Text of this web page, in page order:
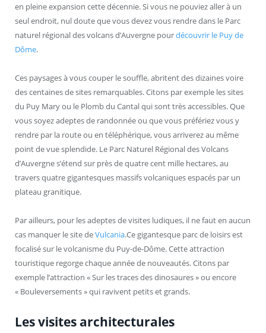
en pleine expansion cette décennie. Si vous ne pouviez aller à un
seul endroit, nul doute que vous devez vous rendre dans le Parc
naturel régional des volcans d’Auvergne pourdécouvrir le Puy de
Dôme.
Ces paysages à vous couper le souffle, abritent des dizaines voire
des centaines de sites remarquables. Citons par exemple les sites
du Puy Mary ou le Plomb du Cantal qui sont très accessibles. Que
vous soyez adeptes de randonnée ou que vous préfériez vous y
rendre par la route ou en téléphérique, vous arriverez au même
point de vue splendide. Le Parc Naturel Régional des Volcans
d’Auvergne s’étend sur près de quatre cent mille hectares, au
travers quatre gigantesques massifs volcaniques espacés par un
plateau granitique.
Par ailleurs, pour les adeptes de visites ludiques, il ne faut en aucun
cas manquer le site deVulcania.Ce gigantesque parc de loisirs est
focalisé sur le volcanisme du Puy-de-Dôme. Cette attraction
touristique regorge chaque année de nouveautés. Citons par
exemple l’attraction « Sur les traces des dinosaures » ou encore
« Bouleversements » qui ravivent petits et grands.
Les visites architecturales